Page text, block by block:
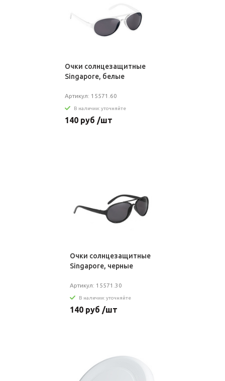
Очки солнцезащитные
Singapore, белые
Артикул: 15571.60
В наличии: уточняйте
140 руб /шт
Очки солнцезащитные
Singapore, черные
Артикул: 15571.30
В наличии: уточняйте
140 руб /шт